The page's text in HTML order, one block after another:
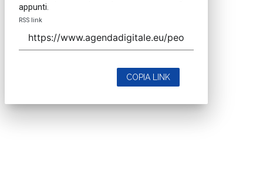
appunti.
RSS link
COPIA LINK